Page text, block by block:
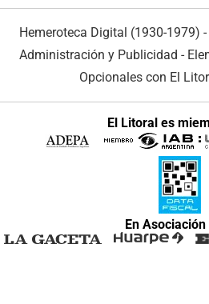
Hemeroteca Digital (1930-1979) -
Administración y Publicidad -
Opcionales con El
El Litoral es
En Asociación